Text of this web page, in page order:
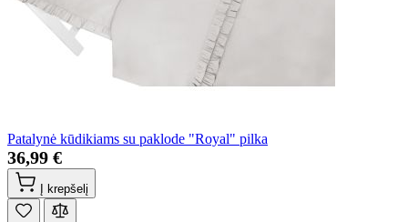
Patalynė kūdikiams su paklode "Royal" pilka
36,99 €
Į krepšelį